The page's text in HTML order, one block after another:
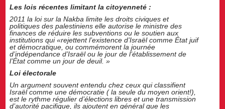
Les lois récentes limitant la citoyenneté :
2011 la loi sur la Nakba limite les droits civiques et
politiques des palestiniens elle autorise le ministre des
finances de réduire les subventions ou le soutien aux
institutions qui «rejettent l’existence d’Israël comme État juif
et démocratique, ou commémorent la journée
d’indépendance d’Israël ou le jour de l’établissement de
l’État comme un jour de deuil. »
Loi électorale
Un argument souvent entendu chez ceux qui classifient
Israël comme une démocratie ( la seule du moyen orient!),
est le rythme régulier d’élections libres et une transmission
d’autorité pacifique, ils ajoutent en général que les